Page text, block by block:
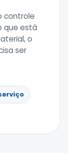
controle
que está
o
ser